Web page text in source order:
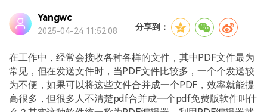
万兴PDF 安卓版
万兴PDF iOS版
PDF开发工具
万兴PDF SDK
申请试用
PDF转换器
PDF文件压缩
PDF签名
经销商招募
用户指南
常见问题
产品信息
更新日志
下载中心
登录 立即购买
Yangwc
2025-04-24 11:52:08 分享到：
在工作中，经常会接收各种各样的文件，其中PDF文件最为
常见，但在发送文件时，当PDF文件比较多，一个个发送较
为不便，如果可以将这些文件合并成一个PDF，效率就能提
高很多，但很多人不清楚pdf合并成一个pdf免费版软件叫什